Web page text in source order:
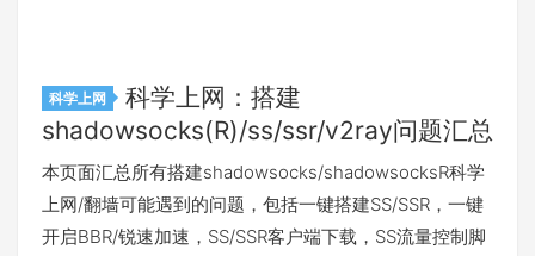
科学上网
科学上网：搭建
shadowsocks(R)/ss/ssr/v2ray问题汇总
本页面汇总所有搭建shadowsocks/shadowsocksR科学
上网/翻墙可能遇到的问题，包括一键搭建SS/SSR，一键
开启BBR/锐速加速，SS/SSR客户端下载，SS流量控制脚